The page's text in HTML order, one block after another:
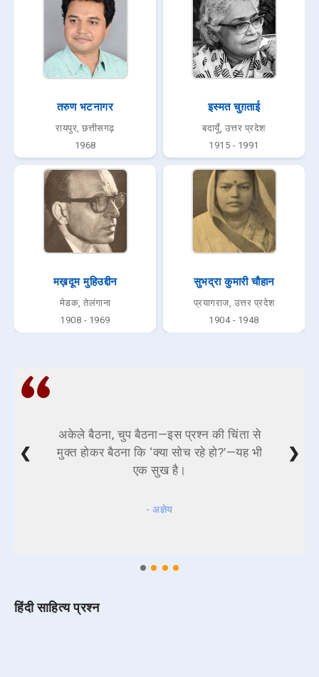
तरुण भटनागर
रायपुर, छत्तीसगढ़
1968
इस्मत चुग़ताई
बदायूँ, उत्तर प्रदेश
1915 - 1991
मख़दूम मुहिउद्दीन
मेडक, तेलंगाना
1908 - 1969
सुभद्रा कुमारी चौहान
प्रयागराज, उत्तर प्रदेश
1904 - 1948
अकेले बैठना, चुप बैठना—इस प्रश्न की चिंता से
मुक्त होकर बैठना कि ‘क्या सोच रहे हो?’—यह भी
एक सुख है।
- अज्ञेय
❮ ❯
हिंदी साहित्य प्रश्न